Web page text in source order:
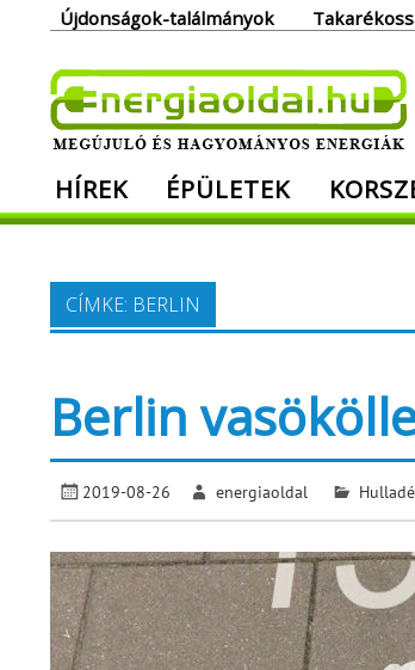
Újdonságok-találmányok
Megújuló és hagyományos
HÍREK ÉPÜLETEK
CÍMKE: BERLIN
Berlin
2019-08-26 energiaoldal